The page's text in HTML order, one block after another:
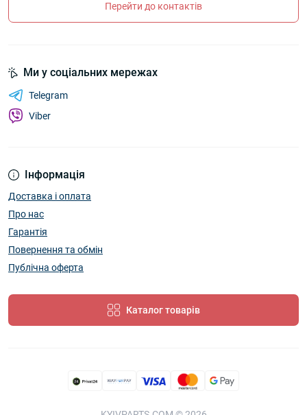
Перейти до контактів
Інформація
Доставка і оплата
Про нас
Гарантія
Повернення та обмін
Публічна оферта
Каталог товарів
Ми у соціальних мережах
Telegram
Viber